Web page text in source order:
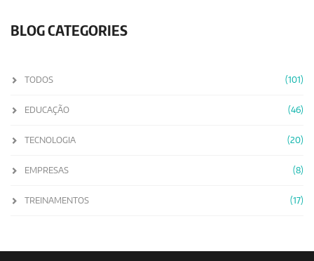
BLOG CATEGORIES
TODOS (101)
EDUCAÇÃO (46)
TECNOLOGIA (20)
EMPRESAS (8)
TREINAMENTOS (17)